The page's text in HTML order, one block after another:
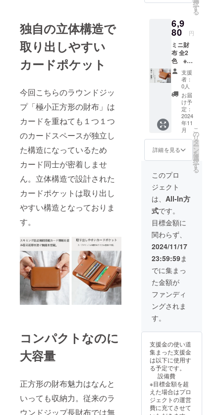
独自の立体構造で
取り出しやすい
カードポケット
今回こちらのラウンドジッ
プ「極小正方形の財布」は
カードを重ねても１つ１つ
のカードスペースが独立し
た構造になっているため
カード同士が密着しませ
ん。立体構造で設計された
カードポケットは取り出し
やすい構造となっておりま
す。
コンパクトなのに
大容量
正方形の財布魅力はなんと
いっても収納力。従来のラ
ウンドジップ長財布では無
税など
が発生
する場
合、プ
ロジェ
クト
オー
ナー側
が諸費
用を全
額負担
し、支
援者様
にご負
担がか
かるこ
とは一
切あり
択
す
る
6,9
80 円
ミニ財
布 全2
色 ※
送料：
送料込
み（※海
外から
の商品
輸入に
伴う関
税·消費
税など
諸費用
が発生
する場
合、プ
ロジェ
クト
オー
ナー側
が諸費
用を全
額負担
し、支
援者様
にご負
担がか
かるこ
とは一
切あり
ませ
ん）
支援
者：
0人
お届
け予
定：
2024
年11
月
詳細を見る
こ
の
リ
タ
ー
ン
を
選
択
す
る
このプロ
ジェクト
は、 All-In方
式です。
目標金額に
関わらず、
2024/11/17
23:59:59ま
でに集まっ
た金額が
ファンディ
ングされま
す。
支援金の使い道
集まった支援金
は以下に使用す
る予定です。
設備費
※目標金額を超
えた場合はプロ
ジェクトの運営
費に充てさせて